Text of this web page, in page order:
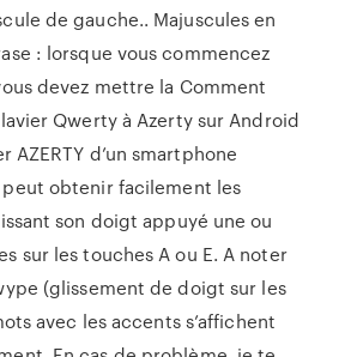
de gauche.. Majuscules en
: lorsque vous commencez
devez mettre la Comment
Qwerty à Azerty sur Android
AZERTY d’un smartphone
peut obtenir facilement les
son doigt appuyé une ou
sur les touches A ou E. A noter
(glissement de doigt sur les
avec les accents s’affichent